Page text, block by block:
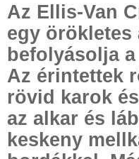
Az Ellis-Van
egy örökletes
befolyásolja
Az érintettek
rövid karok
az alkar és
keskeny